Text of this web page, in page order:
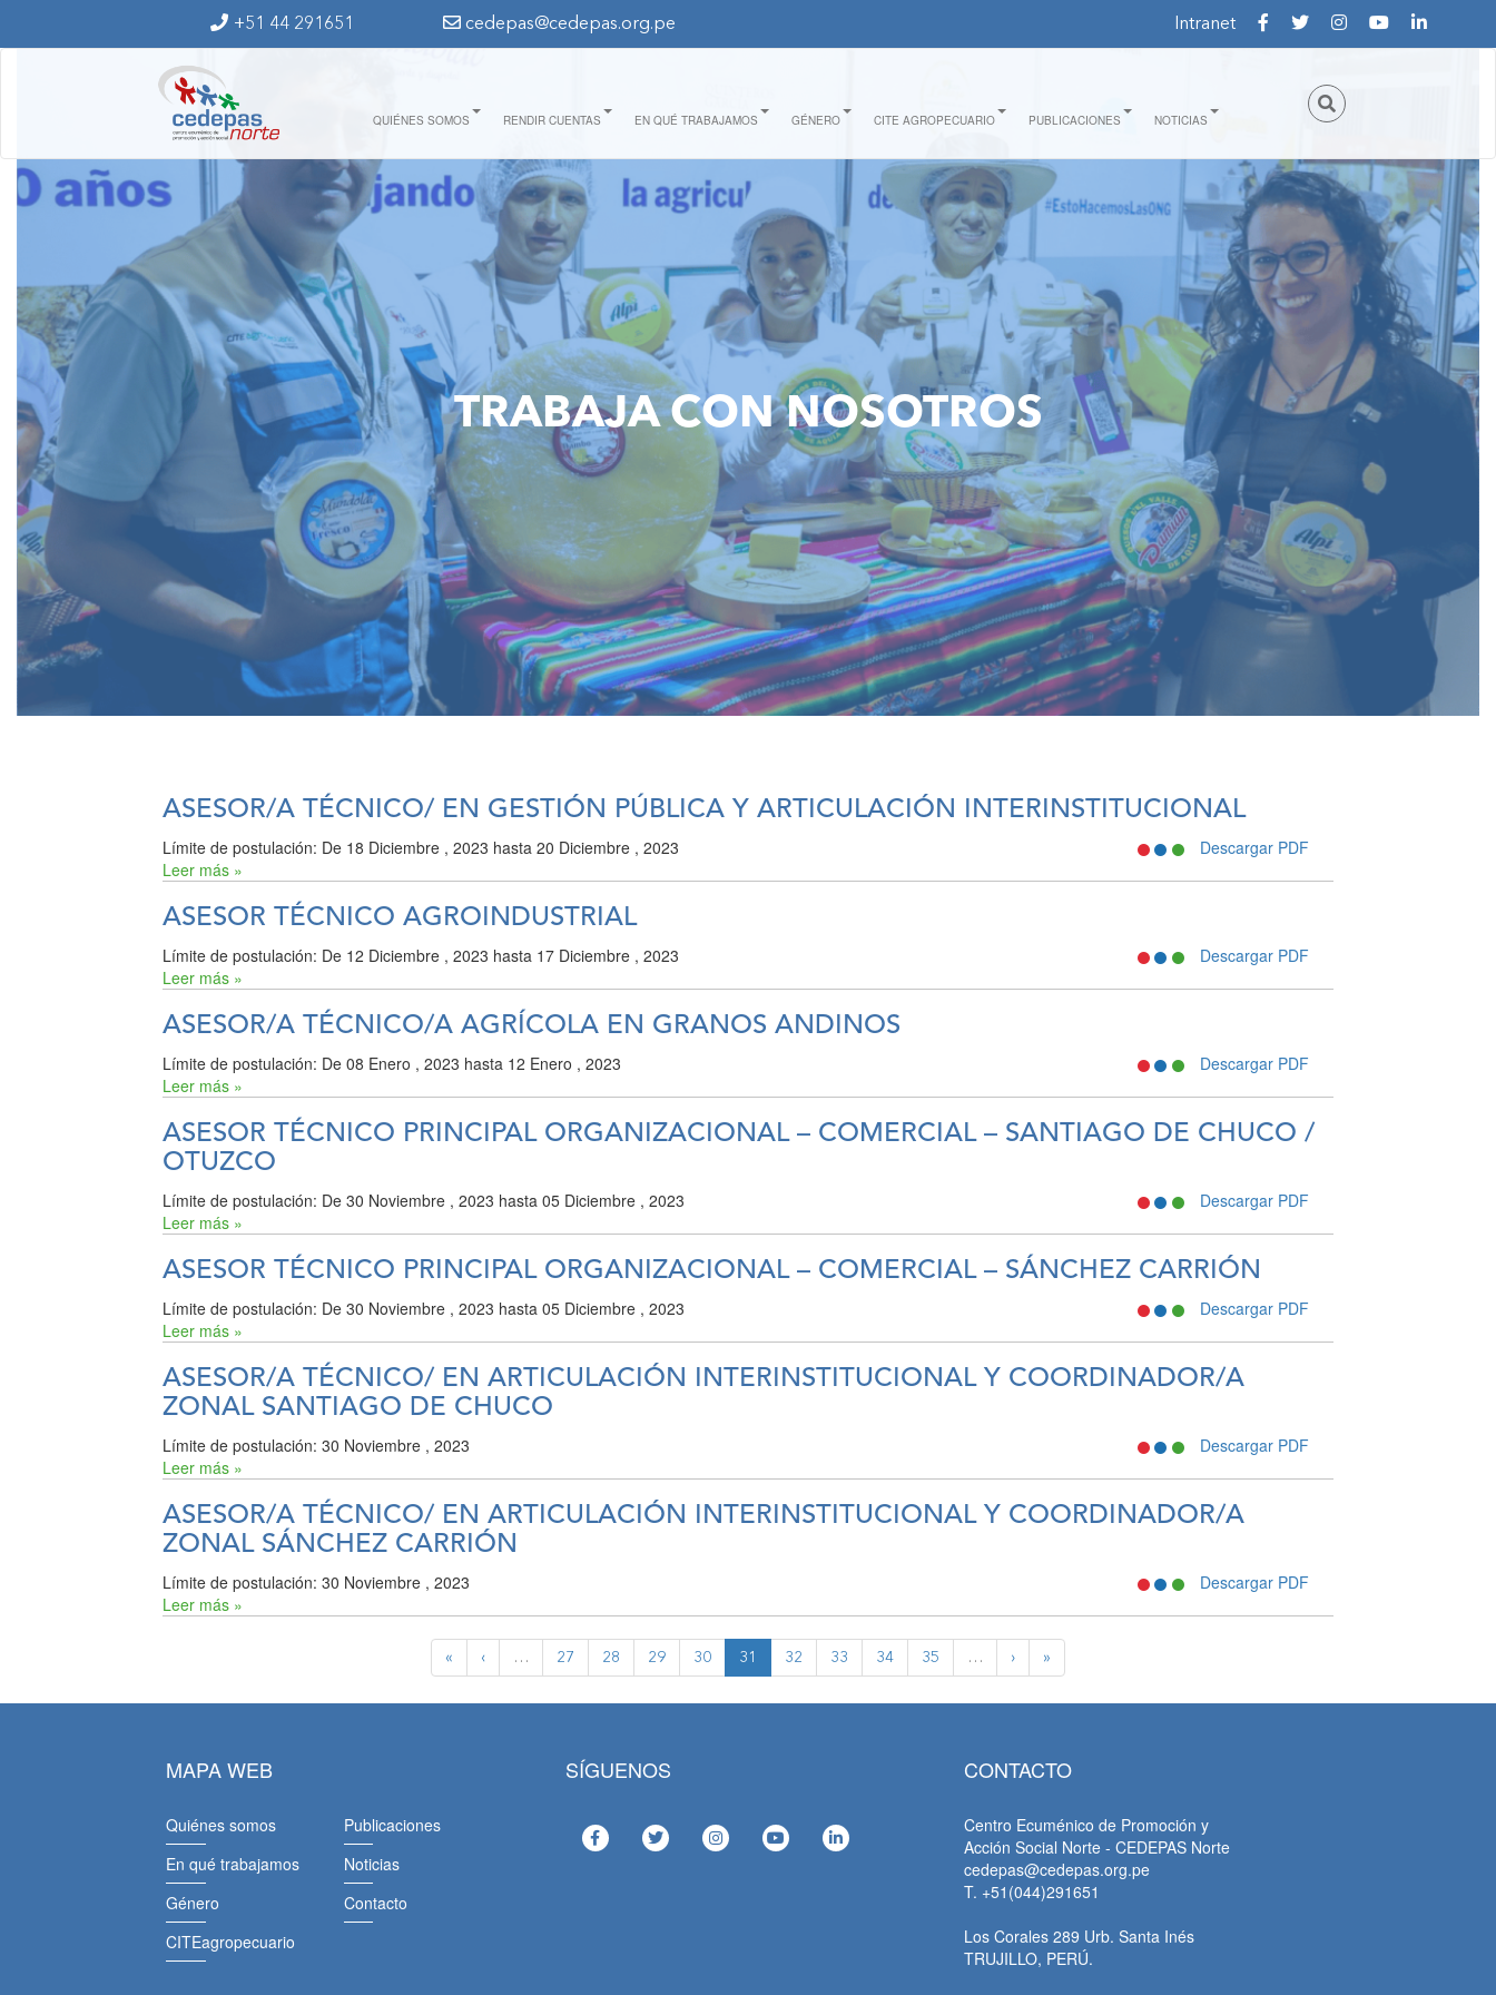
+51 44 291651 cedepas@cedepas.org.pe Intranet
QUIÉNES SOMOS RENDIR CUENTAS EN QUÉ TRABAJAMOS GÉNERO CITE AGROPECUARIO PUBLICACIONES NOTICIAS
TRABAJA CON NOSOTROS
ASESOR/A TÉCNICO/ EN GESTIÓN PÚBLICA Y ARTICULACIÓN INTERINSTITUCIONAL
Límite de postulación: De 18 Diciembre , 2023 hasta20 Diciembre , 2023
Descargar PDF
Leer más »
ASESOR TÉCNICO AGROINDUSTRIAL
Límite de postulación: De 12 Diciembre , 2023 hasta 17 Diciembre , 2023
Descargar PDF
Leer más »
ASESOR/A TÉCNICO/A AGRÍCOLA EN GRANOS ANDINOS
Límite de postulación: De08 Enero , 2023 hasta 12 Enero , 2023
Descargar PDF
Leer más »
ASESOR TÉCNICO PRINCIPAL ORGANIZACIONAL – COMERCIAL – SANTIAGO DE CHUCO /
OTUZCO
Límite de postulación: De30 Noviembre , 2023 hasta05 Diciembre , 2023
Descargar PDF
Leer más »
ASESOR TÉCNICO PRINCIPAL ORGANIZACIONAL – COMERCIAL – SÁNCHEZ CARRIÓN
Límite de postulación: De30 Noviembre , 2023 hasta05 Diciembre , 2023
Descargar PDF
Leer más »
ASESOR/A TÉCNICO/ EN ARTICULACIÓN INTERINSTITUCIONAL Y COORDINADOR/A
ZONAL SANTIAGO DE CHUCO
Límite de postulación:30 Noviembre , 2023
Descargar PDF
Leer más »
ASESOR/A TÉCNICO/ EN ARTICULACIÓN INTERINSTITUCIONAL Y COORDINADOR/A
ZONAL SÁNCHEZ CARRIÓN
Límite de postulación:30 Noviembre , 2023
Descargar PDF
Leer más »
« ‹ … 27 28 29 30 31 32 33 34 35 … › »
MAPA WEB
Quiénes somos
En qué trabajamos
Género
CITEagropecuario
Publicaciones
Noticias
Contacto
SÍGUENOS CONTACTO
Centro Ecuménico de Promoción y
Acción Social Norte - CEDEPAS Norte
cedepas@cedepas.org.pe
T. +51(044)291651
Los Corales 289 Urb. Santa Inés
TRUJILLO, PERÚ.